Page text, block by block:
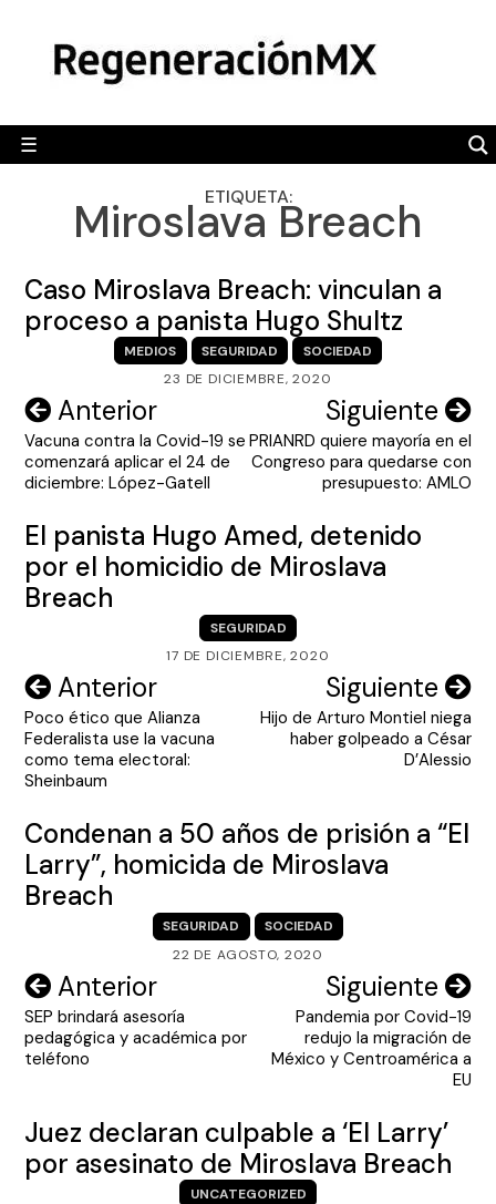
content
☰
POLÍTICA
CAMALEÓN
OPINIÓN
ENGLISH SECTION
VIDEOS
ETIQUETA:
Miroslava Breach
Caso Miroslava Breach: vinculan a
proceso a panista Hugo Shultz
MEDIOS SEGURIDAD
SOCIEDAD
23 DE DICIEMBRE, 2020
Navegación
de
entradas
Anterior
Vacuna contra la Covid-19 se
comenzará aplicar el 24 de
diciembre: López-Gatell
Siguiente
PRIANRD quiere mayoría en el
Congreso para quedarse con
presupuesto: AMLO
El panista Hugo Amed, detenido
por el homicidio de Miroslava
Breach
SEGURIDAD
17 DE DICIEMBRE, 2020
Navegación
de
entradas
Anterior
Poco ético que Alianza
Federalista use la vacuna
como tema electoral:
Sheinbaum
Siguiente
Hijo de Arturo Montiel niega
haber golpeado a César
D’Alessio
Condenan a 50 años de prisión a “El
Larry”, homicida de Miroslava
Breach
SEGURIDAD
SOCIEDAD
22 DE AGOSTO, 2020
Navegación
de
entradas
Anterior
SEP brindará asesoría
pedagógica y académica por
teléfono
Siguiente
Pandemia por Covid-19
redujo la migración de
México y Centroamérica a
EU
Juez declaran culpable a ‘El Larry’
por asesinato de Miroslava Breach
UNCATEGORIZED